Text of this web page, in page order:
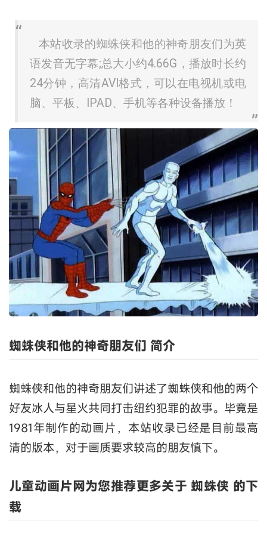
本站收录的蜘蛛侠和他的神奇朋友们为英
语发音无字幕;总大小约4.66G，播放时长约
24分钟，高清AVI格式，可以在电视机或电
脑、平板、IPAD、手机等各种设备播放！
蜘蛛侠和他的神奇朋友们 简介
蜘蛛侠和他的神奇朋友们讲述了蜘蛛侠和他的两个
好友冰人与星火共同打击纽约犯罪的故事。毕竟是
1981年制作的动画片，本站收录已经是目前最高
清的版本，对于画质要求较高的朋友慎下。
儿童动画片网为您推荐更多关于 蜘蛛侠 的下
载